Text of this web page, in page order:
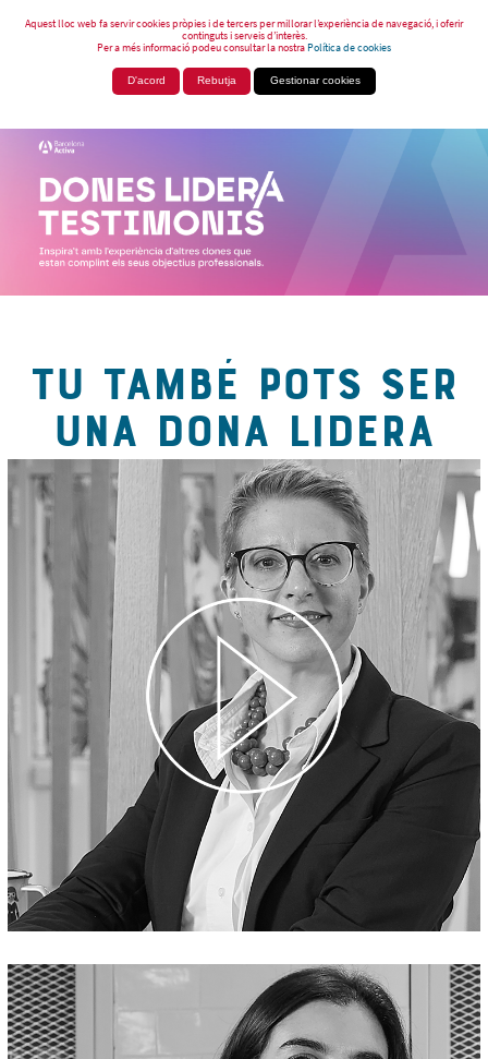
Aquest lloc web fa servir cookies pròpies i de tercers per millorar l’experiència de navegació, i oferir
continguts i serveis d’interès.
Per a més informació podeu consultar la nostraPolítica de cookies
D'acord Rebutja Gestionar cookies
TU TAMBÉ POTS SER
UNA DONA LIDERA